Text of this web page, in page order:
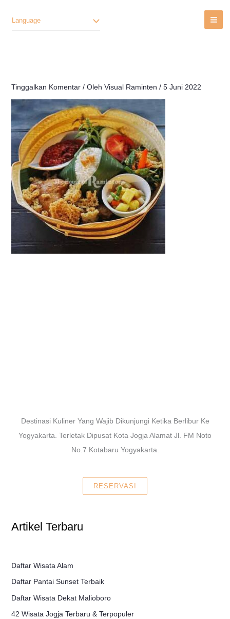
Language
Tinggalkan Komentar / Oleh Visual Raminten / 5 Juni 2022
Destinasi Kuliner Yang Wajib Dikunjungi Ketika Berlibur Ke
Yogyakarta. Terletak Dipusat Kota Jogja Alamat Jl. FM Noto
No.7 Kotabaru Yogyakarta.
RESERVASI
Artikel Terbaru
Daftar Wisata Alam
Daftar Pantai Sunset Terbaik
Daftar Wisata Dekat Malioboro
42 Wisata Jogja Terbaru & Terpopuler